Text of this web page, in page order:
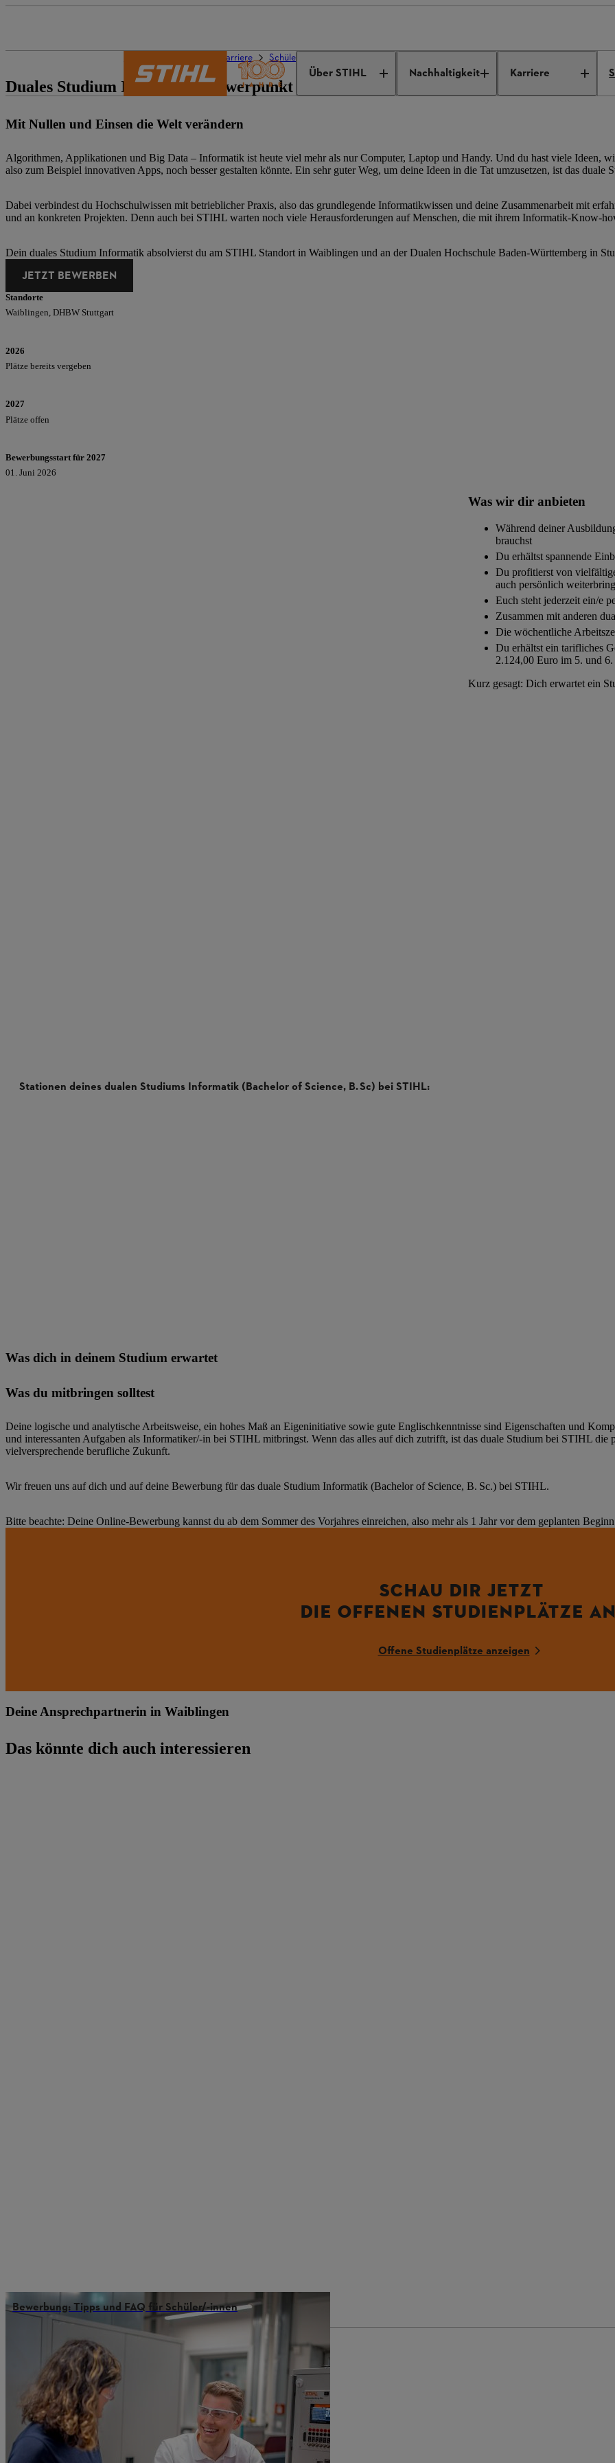
Über STIHL Nachhaltigkeit Karriere
Karriere Schüler/-innen
Duales Studium Informatik schwerpunkt ki
Mit Nullen und Einsen die Welt verändern
Algorithmen, Applikationen und Big Data – Informatik ist heute viel mehr als nur Computer, Laptop und Handy. Und du hast viele Ideen,
also zum Beispiel innovativen Apps, noch besser gestalten könnte. Ein sehr guter Weg, um deine Ideen in die Tat umzusetzen, ist das
Dabei verbindest du Hochschulwissen mit betrieblicher Praxis, also das grundlegende Informatikwissen und deine Zusammenarbeit mit
und an konkreten Projekten. Denn auch bei STIHL warten noch viele Herausforderungen auf Menschen, die mit ihrem Informatik-Know-
Dein duales Studium Informatik absolvierst du am STIHL Standort in Waiblingen und an der Dualen Hochschule Baden-Württemberg in
JETZT BEWERBEN
Standorte
Waiblingen, DHBW Stuttgart
2026
Plätze bereits vergeben
2027
Plätze offen
Bewerbungsstart für 2027
01. Juni 2026
Was wir dir anbieten
Während deiner
brauchst
Du erhältst spannende
Du profitierst von
auch persönlich
Euch steht jederzeit ein/e
Zusammen mit anderen
Die wöchentliche
Du erhältst ein tarifliches
2.124,00 Euro im 5. und 6.
Kurz gesagt: Dich erwartet ein
Stationen deines dualen Studiums Informatik (Bachelor of Science, B. Sc) bei STIHL:
Was dich in deinem Studium erwartet
Was du mitbringen solltest
Deine logische und analytische Arbeitsweise, ein hohes Maß an Eigeninitiative sowie gute Englischkenntnisse sind Eigenschaften und
und interessanten Aufgaben als Informatiker/-in bei STIHL mitbringst. Wenn das alles auf dich zutrifft, ist das duale Studium bei STIHL die
vielversprechende berufliche Zukunft.
Wir freuen uns auf dich und auf deine Bewerbung für das duale Studium Informatik (Bachelor of Science, B. Sc.) bei STIHL.
Bitte beachte: Deine Online-Bewerbung kannst du ab dem Sommer des Vorjahres einreichen, also mehr als 1 Jahr vor dem geplanten
SCHAU DIR JETZT
DIE OFFENEN STUDIENPLÄTZE
Offene Studienplätze anzeigen
Deine Ansprechpartnerin in Waiblingen
Das könnte dich auch interessieren
Bewerbung: Tipps und FAQ für Schüler/-innen